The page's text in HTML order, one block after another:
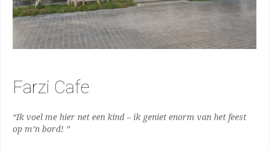
Farzi Cafe
“Ik voel me hier net een kind – ik geniet enorm van het feest
op m’n bord! ”